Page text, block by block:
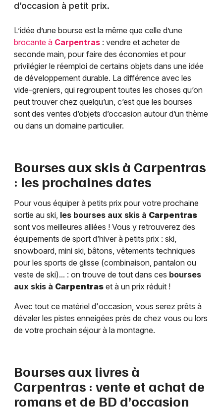
d’occasion à petit prix.
L’idée d’une bourse est la même que celle d’une
brocante à Carpentras : vendre et acheter de
seconde main, pour faire des économies et pour
privilégier le réemploi de certains objets dans une idée
de développement durable. La différence avec les
vide-greniers, qui regroupent toutes les choses qu’on
peut trouver chez quelqu’un, c’est que les bourses
sont des ventes d’objets d’occasion autour d’un thème
ou dans un domaine particulier.
Bourses aux skis à Carpentras
: les prochaines dates
Pour vous équiper à petits prix pour votre prochaine
sortie au ski, les bourses aux skis à Carpentras
sont vos meilleures alliées ! Vous y retrouverez des
équipements de sport d’hiver à petits prix : ski,
snowboard, mini ski, bâtons, vêtements techniques
pour les sports de glisse (combinaison, pantalon ou
veste de ski)... : on trouve de tout dans ces bourses
aux skis à Carpentras et à un prix réduit !
Avec tout ce matériel d'occasion, vous serez prêts à
dévaler les pistes enneigées près de chez vous ou lors
de votre prochain séjour à la montagne.
Bourses aux livres à
Carpentras : vente et achat de
romans et de BD d’occasion